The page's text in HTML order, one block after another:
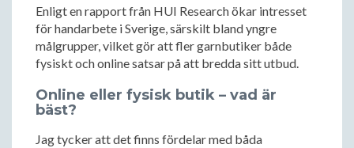
Enligt en rapport från HUI Research ökar intresset
för handarbete i Sverige, särskilt bland yngre
målgrupper, vilket gör att fler garnbutiker både
fysiskt och online satsar på att bredda sitt utbud.
Online eller fysisk butik – vad är
bäst?
Jag tycker att det finns fördelar med båda